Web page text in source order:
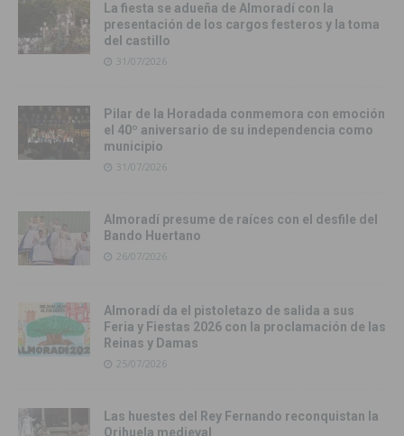
La fiesta se adueña de Almoradí con la
presentación de los cargos festeros y la toma
del castillo
31/07/2026
Pilar de la Horadada conmemora con emoción
el 40º aniversario de su independencia como
municipio
31/07/2026
Almoradí presume de raíces con el desfile del
Bando Huertano
26/07/2026
Almoradí da el pistoletazo de salida a sus
Feria y Fiestas 2026 con la proclamación de las
Reinas y Damas
25/07/2026
Las huestes del Rey Fernando reconquistan la
Orihuela medieval